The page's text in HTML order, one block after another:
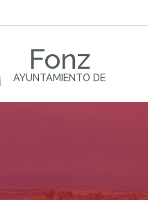
Fonz
AYUNTAMIENTO DE